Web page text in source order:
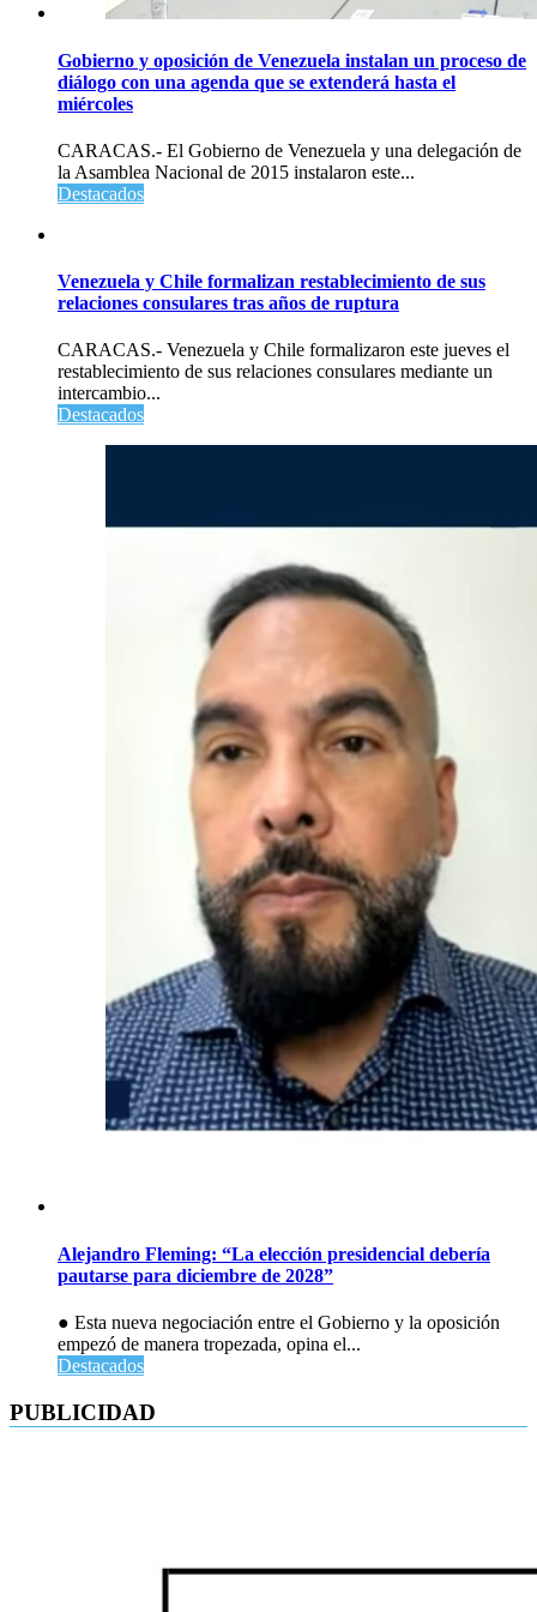
Gobierno y oposición de Venezuela instalan un proceso de
diálogo con una agenda que se extenderá hasta el
miércoles
CARACAS.- El Gobierno de Venezuela y una delegación de
la Asamblea Nacional de 2015 instalaron este...
Destacados
Venezuela y Chile formalizan restablecimiento de sus
relaciones consulares tras años de ruptura
CARACAS.- Venezuela y Chile formalizaron este jueves el
restablecimiento de sus relaciones consulares mediante un
intercambio...
Destacados
Alejandro Fleming: “La elección presidencial debería
pautarse para diciembre de 2028”
● Esta nueva negociación entre el Gobierno y la oposición
empezó de manera tropezada, opina el...
Destacados
PUBLICIDAD